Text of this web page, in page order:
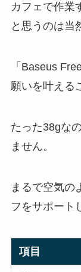
カフェで作業
と思うのは当
「Baseus
願いを叶える
たった38gな
ません。
まるで空気の
フをサポート
項目